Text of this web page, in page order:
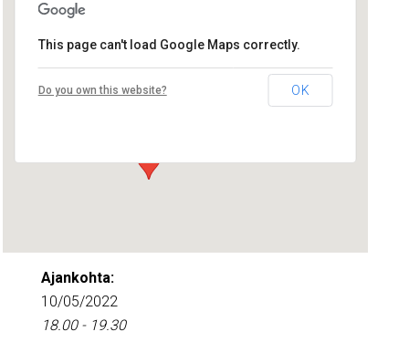
Lounais-Suomen – SYLI ry
Maariankatu 8 D 104 - Turku
This page can't load Google Maps correctly.
Do you own this website? OK
Ajankohta:
10/05/2022
18.00 - 19.30